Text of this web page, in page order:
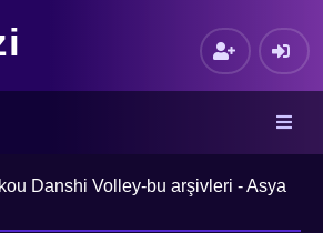
Danshi Volley-bu arşivleri - Asya